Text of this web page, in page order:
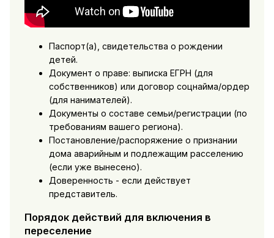
Паспорт(а), свидетельства о рождении
детей.
Документ о праве: выписка ЕГРН (для
собственников) или договор соцнайма/ордер
(для нанимателей).
Документы о составе семьи/регистрации (по
требованиям вашего региона).
Постановление/распоряжение о признании
дома аварийным и подлежащим расселению
(если уже вынесено).
Доверенность - если действует
представитель.
Порядок действий для включения в
переселение